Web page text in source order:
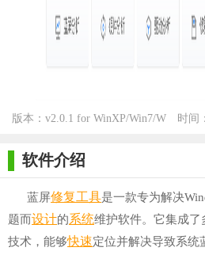
版本：v2.0.1 for WinXP/Win7/W
时间
软件介绍
蓝屏修复工具是一款专为解决
题而设计的系统维护软件。它集成了
技术，能够快速定位并解决导致系统